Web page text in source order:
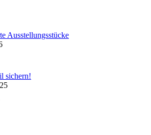
Ausstellungsstücke
sichern!